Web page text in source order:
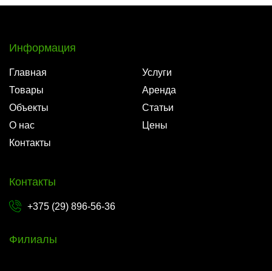
Информация
Главная
Услуги
Товары
Аренда
Объекты
Статьи
О нас
Цены
Контакты
Контакты
+375 (29) 896-56-36
Филиалы